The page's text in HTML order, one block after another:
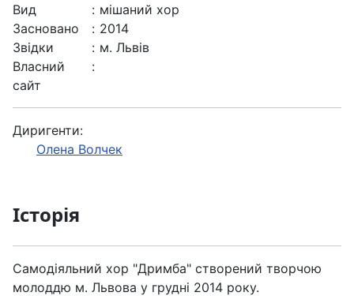
Вид
: мішаний хор
Засновано
: 2014
Звідки
: м. Львів
Власний
сайт
:
Диригенти:
Олена Волчек
Історія
Cамодiяльний хор "Дримба" створений творчою
молоддю м. Львова у груднi 2014 року.